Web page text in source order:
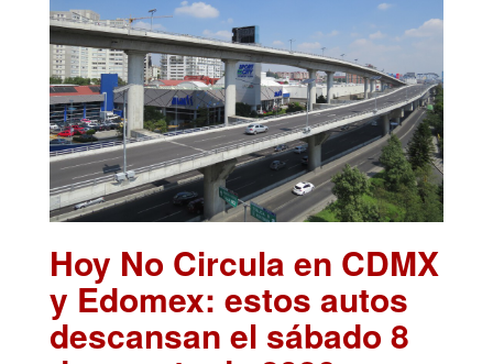
Hoy No Circula en CDMX
y Edomex: estos autos
descansan el sábado 8